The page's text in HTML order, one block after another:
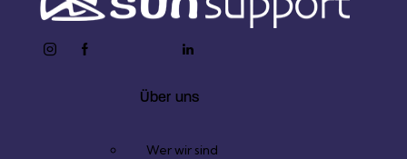
instagramfacebook- youtube2
linkedin
Über uns
Wer wir sind